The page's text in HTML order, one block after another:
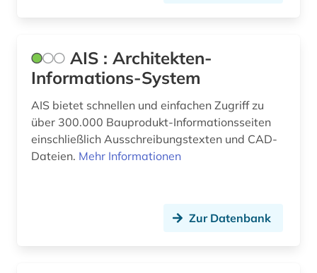
biowissenschaften (1)
boden (2)
bodendenkmal (2)
bodenkunde (2)
bodenschutz (3)
AIS : Architekten-
Informations-System
AIS bietet schnellen und einfachen Zugriff zu
über 300.000 Bauprodukt-Informationsseiten
einschließlich Ausschreibungstexten und CAD-
Dateien. Mehr Informationen
Zur Datenbank